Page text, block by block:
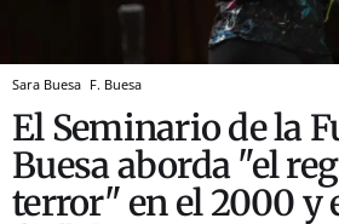
Sara Buesa F. Buesa
El Seminario de la
Buesa aborda "el
terror" en el 2000 y